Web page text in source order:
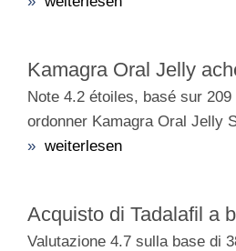
Kamagra Oral Jelly
Note 4.2 étoiles, basé sur
ordonner Kamagra Oral Jelly
» weiterlesen
Acquisto di Tadalafil a
Valutazione 4.7 sulla base di